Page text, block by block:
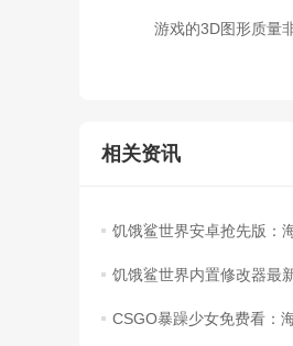
游戏的3D图形质量非
相关资讯